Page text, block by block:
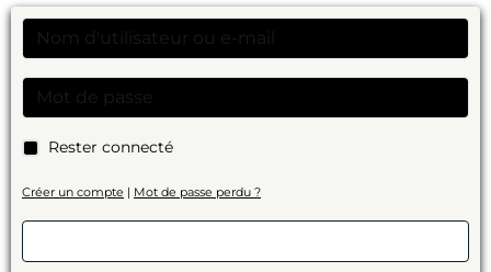
Rester connecté
Créer un compte | Mot de passe perdu ?